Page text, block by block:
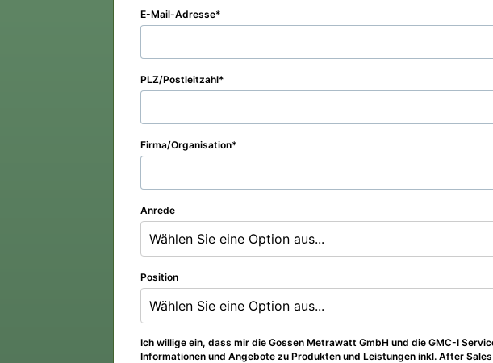
E-Mail-Adresse
PLZ/Postleitzahl
Firma/Organisation
Anrede
Wählen Sie eine Option aus...
Position
Wählen Sie eine Option aus...
Ich willige ein, dass mir die Gossen Metrawatt GmbH und die GMC-I
Informationen und Angebote zu Produkten und Leistungen inkl. After